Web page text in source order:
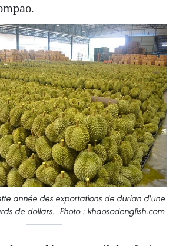
année des exportations de durian d'une
de dollars. Photo : khaosodenglish.com